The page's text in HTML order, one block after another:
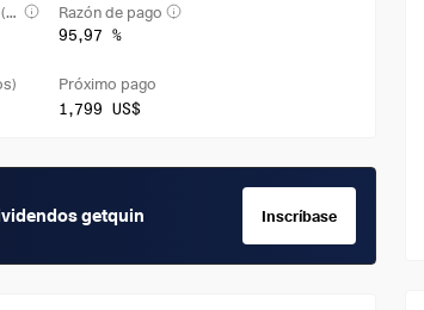
Rendimiento en los últimos 12 meses (TTM)
Razón de pago
95,97 %
Próximo pago
1,799 US$
getquin Inscríbase